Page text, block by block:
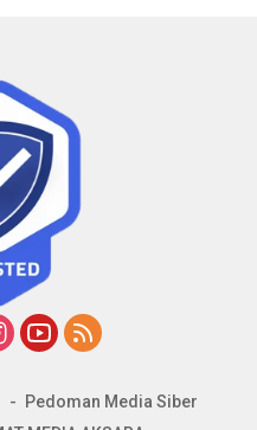
Pedoman Media Siber